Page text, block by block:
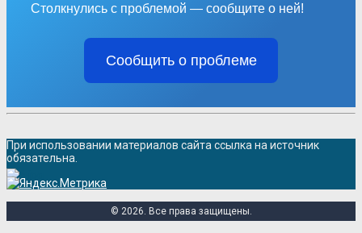
Столкнулись с проблемой — сообщите о ней!
Сообщить о проблеме
При использовании материалов сайта ссылка на источник
обязательна.
© 2026. Все права защищены.